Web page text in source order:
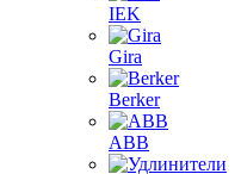
IEK
Gira
Berker
ABB